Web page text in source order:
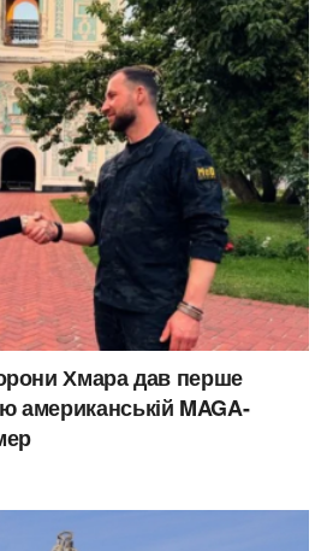
Хмара дав перше
американській MAGA-